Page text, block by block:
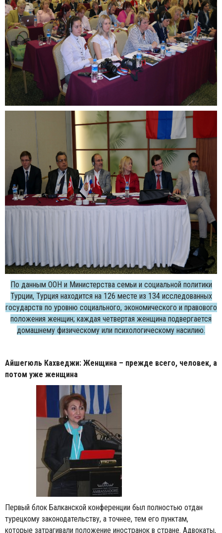
По данным ООН и Министерства семьи и социальной политики
Турции, Турция находится на 126 месте из 134 исследованных
государств по уровню социального, экономического и правового
положения женщин; каждая четвертая женщина подвергается
домашнему физическому или психологическому насилию.
Айшегюль Кахведжи: Женщина – прежде всего, человек, а
потом уже женщина
Первый блок Балканской конференции был полностью отдан
турецкому законодательству, а точнее, тем его пунктам,
которые затрагивали положение иностранок в стране. Адвокаты,